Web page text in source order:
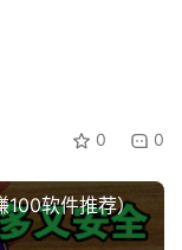
0 0
100软件推荐）